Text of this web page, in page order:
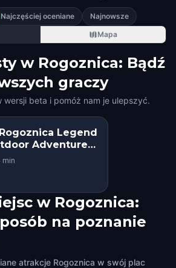
Najczęściej oceniane
Najnowsze
Mapa
w Rogoznica: Bądź
graczy
beta i pomóż nam je ulepszyć.
Legend
Adventure
min
w Rogoznica:
na poznanie
atrakcje Rogoznica w swój plac